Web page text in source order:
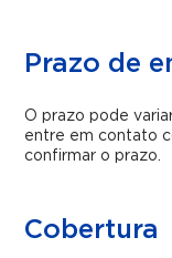
Prazo de
O prazo pode
entre em contato
confirmar o prazo.
Cobertura